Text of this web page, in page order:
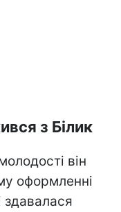
з Білик
він
оформленні
здавалася